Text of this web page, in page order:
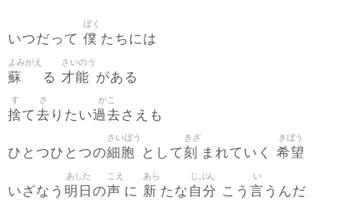
いつだって 僕
ぼく
たちには
蘇
よみがえ
る 才能
さいのう
がある
捨
す
て去
さ
りたい過去
かこ
さえも
ひとつひとつの細胞
さいぼう
として刻
きざ
まれていく 希望
きぼう
いざなう 明日
あした
の声
こえ
に 新
あら
たな 自分
じぶん
こう 言
い
うんだ